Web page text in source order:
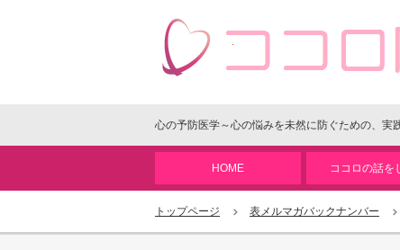
心の予防医学～心の悩みを未然に防ぐための、実
HOME ココロの話を
トップページ 表メルマガバックナンバー